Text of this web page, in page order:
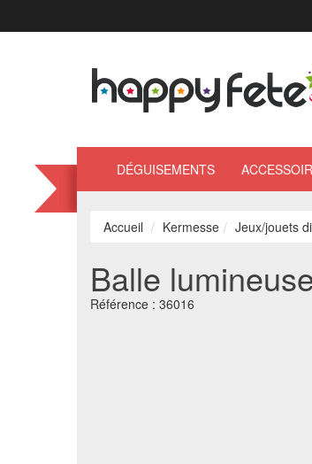
DÉGUISEMENTS
Accueil Kermesse Jeux/jouets
Balle
Référence : 36016